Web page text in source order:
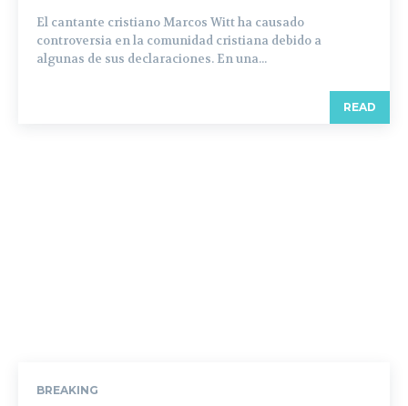
El cantante cristiano Marcos Witt ha causado
controversia en la comunidad cristiana debido a
algunas de sus declaraciones. En una...
READ
BREAKING